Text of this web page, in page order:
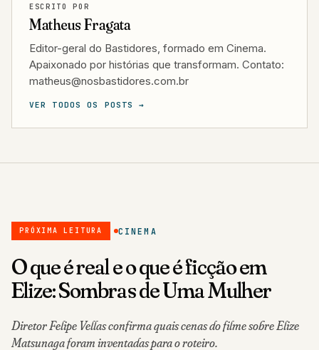
Matheus Fragata
Editor-geral do Bastidores, formado em Cinema.
Apaixonado por histórias que transformam. Contato:
matheus@nosbastidores.com.br
O que é real e o que é ficção em
Elize: Sombras de Uma Mulher
Matsunaga foram inventadas para o roteiro.